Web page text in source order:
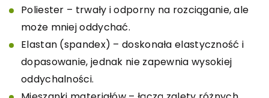
Poliester – trwały i odporny na rozciąganie, ale
może mniej oddychać.
Elastan (spandex) – doskonała elastyczność i
dopasowanie, jednak nie zapewnia wysokiej
oddychalności.